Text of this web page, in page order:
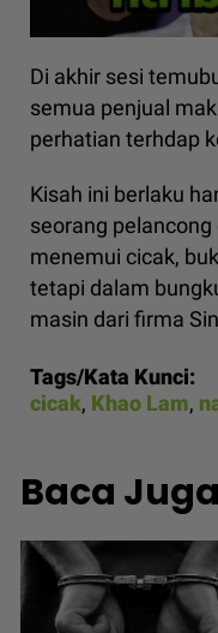
Di akhir sesi
semua penjual
perhatian terhdap
Kisah ini berlaku
seorang
menemui cicak,
tetapi dalam
masin dari firma
Tags/Kata Kunci:
cicak, Khao Lam,
Baca Juga